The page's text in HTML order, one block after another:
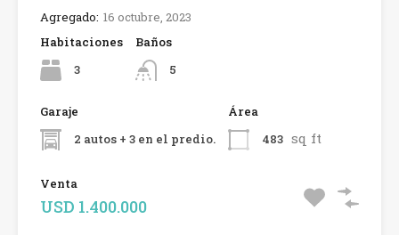
Agregado: 16 octubre, 2023
Habitaciones
3
Baños
5
Garaje
2 autos + 3 en el predio.
Área
483 sq ft
Venta
USD 1.400.000